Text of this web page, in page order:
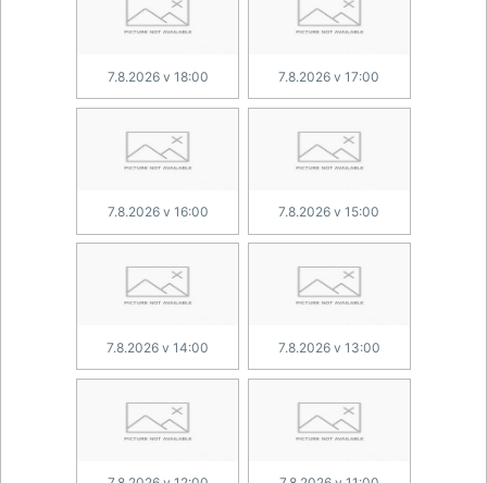
7.8.2026 v 18:00 7.8.2026 v 17:00
7.8.2026 v 16:00 7.8.2026 v 15:00
7.8.2026 v 14:00 7.8.2026 v 13:00